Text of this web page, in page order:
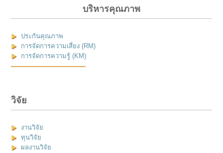
บริหารคุณภาพ
ประกันคุณภาพ
การจัดการความเสี่ยง (RM)
การจัดการความรู้ (KM)
วิจัย
งานวิจัย
ทุนวิจัย
ผลงานวิจัย